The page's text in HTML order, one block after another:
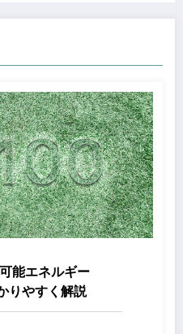
能エネルギー
りやすく解説